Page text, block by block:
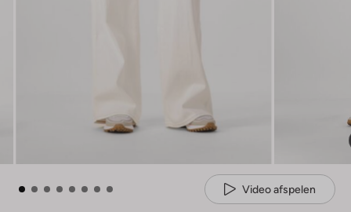
Video afspelen